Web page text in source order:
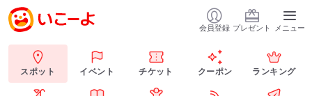
会員登録 プレゼント メニュー
スポット イベント チケット クーポン ランキング